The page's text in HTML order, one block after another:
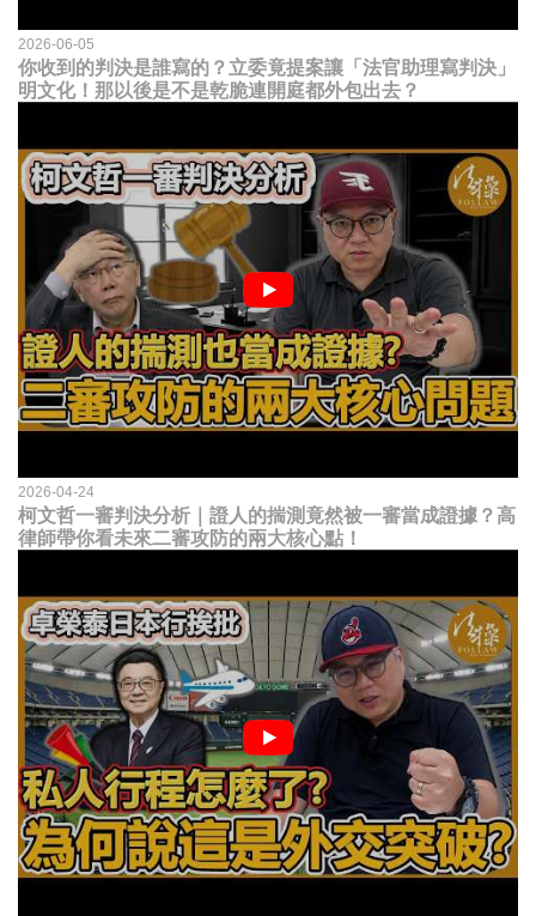
2026-06-05
你收到的判決是誰寫的？立委竟提案讓「法官助理寫判決」
明文化！那以後是不是乾脆連開庭都外包出去？
2026-04-24
柯文哲一審判決分析｜證人的揣測竟然被一審當成證據？高
律師帶你看未來二審攻防的兩大核心點！